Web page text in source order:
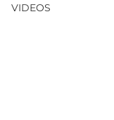
VIDEOS